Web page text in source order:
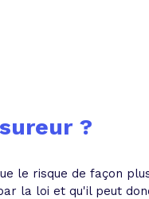
?
le risque de façon
la loi et qu'il peut